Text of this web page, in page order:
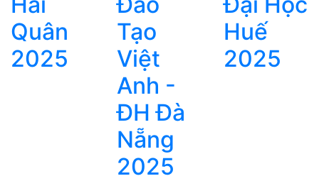
Quân
2025
Tạo
Việt
Anh -
ĐH Đà
Nẵng
2025
Huế
2025